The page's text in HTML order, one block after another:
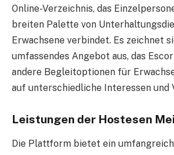
Online-Verzeichnis, das
breiten Palette von
Erwachsene verbindet. Es zeichnet
umfassendes Angebot aus, das
andere Begleitoptionen für
auf unterschiedliche Interessen und
Leistungen der Hostesen
Die Plattform bietet ein